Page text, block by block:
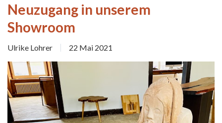
Ulrike Lohrer 22 Mai 2021
Neuzugang in unserem
Showroom